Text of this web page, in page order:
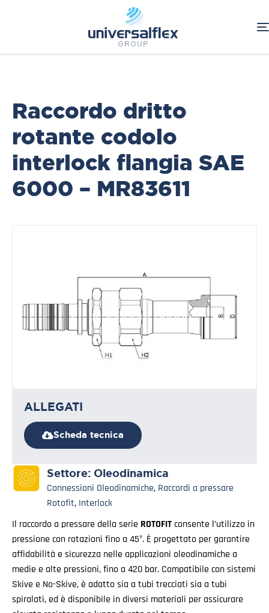
Connessioni Oleodinamiche
Raccordi a pressare Rotofit
Raccordo dritto
rotante codolo
interlock flangia SAE
6000 – MR83611
ALLEGATI
Scheda tecnica
Settore: Oleodinamica
Connessioni Oleodinamiche, Raccordi a pressare
Rotofit, Interlock
Il raccordo a pressare della serie ROTOFIT consente l’utilizzo in
pressione con rotazioni fino a 45°. È progettato per garantire
affidabilità e sicurezza nelle applicazioni oleodinamiche a
medie e alte pressioni, fino a 420 bar. Compatibile con sistemi
Skive e No-Skive, è adatto sia a tubi trecciati sia a tubi
spiralati, ed è disponibile in diversi materiali per assicurare